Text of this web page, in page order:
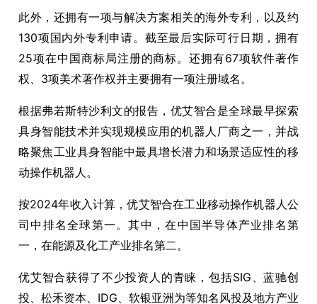
此外，还拥有一项与解决方案相关的海外专利，以及约
130项国内外专利申请。截至最后实际可行日期，拥有
25项在中国商标局注册的商标。还拥有67项软件著作
权、3项美术著作权并主要拥有一项注册域名。
根据弗若斯特沙利文的报告，优艾智合是全球最早探索
具身智能技术并实现规模应用的机器人厂商之一，并战
略聚焦工业具身智能中最具增长潜力和场景适应性的移
动操作机器人。
按2024年收入计算，优艾智合在工业移动操作机器人公
司中排名全球第一。其中，在中国半导体产业排名第
一，在能源及化工产业排名第二。
优艾智合获得了不少投资人的青睐，包括SIG、蓝驰创
投、松禾资本、IDG、软银亚洲为等知名风投及地方产业